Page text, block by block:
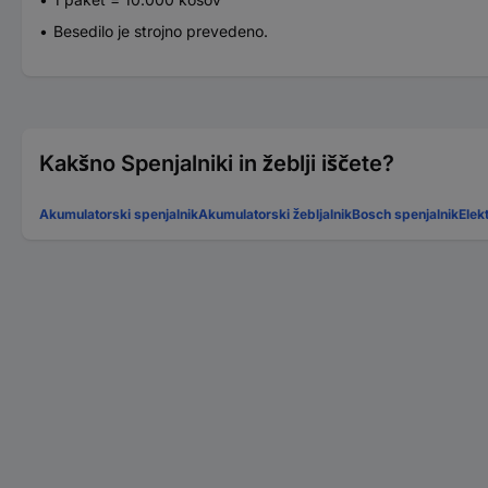
Besedilo je strojno prevedeno.
Kakšno Spenjalniki in žeblji iščete?
Akumulatorski spenjalnikAkumulatorski žebljalnikBosch spenjalnik